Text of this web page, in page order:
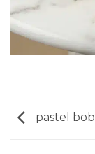
pastel bob